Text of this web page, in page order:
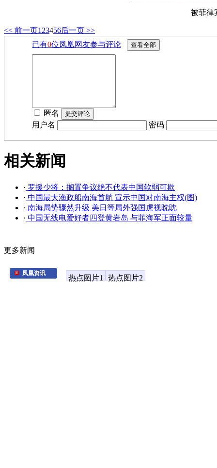
被菲律
<< 前一页1 23456后一页 >>
已有0位凤凰网友参与评论
匿名
用户名
密码
相关新闻
· 罗援少将：搁置争议绝不代表中国软弱可欺
· 中国最大渔政船南海首航 宣示中国对南海主权(图)
· 南海局势骤然升级 美日等局外强国虎视眈眈
· 中国无线电爱好者四登黄岩岛 与菲海军正面较量
更多新闻
凤凰资讯
热点图片1 热点图片2